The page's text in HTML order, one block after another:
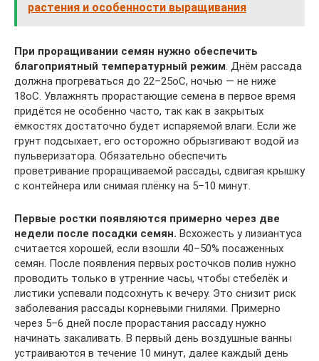
растения и особенности выращивания
При проращивании семян нужно обеспечить
благоприятный температурный режим. Днём рассада
должна прогреваться до 22–25оС, ночью — не ниже
18оС. Увлажнять прорастающие семена в первое время
придётся не особенно часто, так как в закрытых
ёмкостях достаточно будет испаряемой влаги. Если же
грунт подсыхает, его осторожно обрызгивают водой из
пульверизатора. Обязательно обеспечить
проветривание проращиваемой рассады, сдвигая крышку
с контейнера или снимая плёнку на 5–10 минут.
Первые ростки появляются примерно через две
недели после посадки семян. Всхожесть у лизиантуса
считается хорошей, если взошли 40–50% посаженных
семян. После появления первых росточков полив нужно
проводить только в утренние часы, чтобы стебелёк и
листики успевали подсохнуть к вечеру. Это снизит риск
заболевания рассады корневыми гнилями. Примерно
через 5–6 дней после прорастания рассаду нужно
начинать закаливать. В первый день воздушные ванны
устраиваются в течение 10 минут, далее каждый день